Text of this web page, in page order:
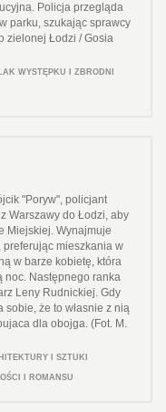
Policja przegląda
parku, szukając sprawcy
zielonej Łodzi / Gosia
WYSTĘPKU I ZBRODNI
"Poryw", policjant
Warszawy do Łodzi, aby
Miejskiej. Wynajmuje
preferując mieszkania w
w barze kobietę, która
noc. Następnego ranka
Leny Rudnickiej. Gdy
że to własnie z nią
dla obojga. (Fot. M.
I SZTUKI
I ROMANSU